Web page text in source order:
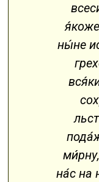
ны́не
на́с на